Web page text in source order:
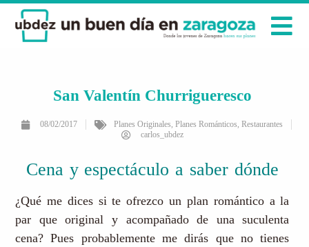
San Valentín Churrigueresco
08/02/2017 Planes Originales,Planes Románticos,Restaurantes
carlos_ubdez
Cena y espectáculo a saber dónde
¿Qué me dices si te ofrezco un plan romántico a la
par que original y acompañado de una suculenta
cena? Pues probablemente me dirás que no tienes